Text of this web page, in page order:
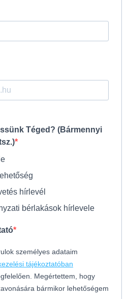
Téged? (Bármennyi
hírlevél
bérlakások hírlevele
személyes adataim
tájékoztatóban
Megértettem, hogy
bármikor lehetőségem